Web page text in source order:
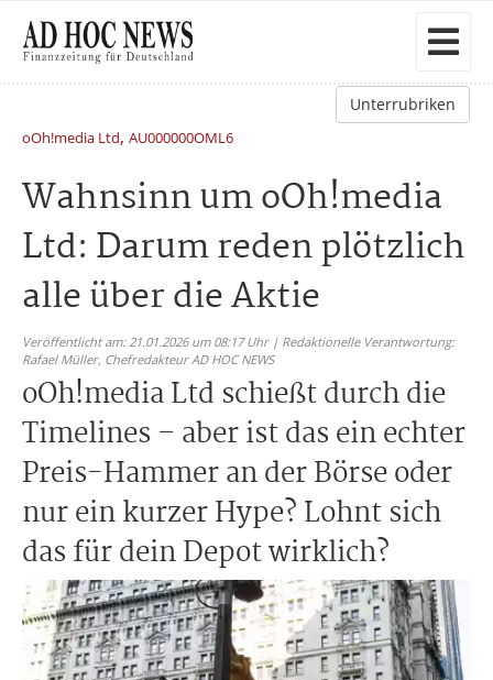
Unterrubriken
oOh!media Ltd, AU000000OML6
Wahnsinn um oOh!media
Ltd: Darum reden plötzlich
alle über die Aktie
Veröffentlicht am: 21.01.2026 um 08:17 Uhr | Redaktionelle Verantwortung:
Rafael Müller, Chefredakteur AD HOC NEWS
oOh!media Ltd schießt durch die
Timelines – aber ist das ein echter
Preis-Hammer an der Börse oder
nur ein kurzer Hype? Lohnt sich
das für dein Depot wirklich?